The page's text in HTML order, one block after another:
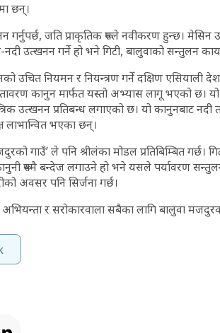
छन्।
गर्नुपर्छ, जति प्राकृतिक रूपले नवीकरण हुन्छ।
नदी उत्खनन गर्ने हो भने गिटी, बालुवाको सन्तुलन
उचित नियमन र नियन्त्रण गर्ने दक्षिण एसियाली
वातावरण कानुन मार्फत यस्तो अभ्यास लागू भएको
उत्खनन प्रतिबन्ध लगाएको छ। यो कानुनबाट
लाभान्वित भएका छन्।
गाउँ’ ले पनि श्रीलंका मोडल प्रतिबिम्बित गर्छ।
रूपमै बन्देज लगाउने हो भने यसले पर्यावरण
अवसर पनि सिर्जना गर्छ।
अभियन्ता र सरोकारवाला सबैका लागि बालुवा